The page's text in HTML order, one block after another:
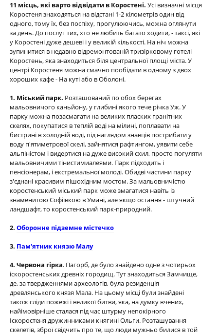
11 місць, які варто відвідати в Коростені. Усі визначні місця
Коростеня знаходяться на відстані 1-2 кілометрів один від
одного, тому їх, без поспіху, прогулюючись, можна оглянути
за день. До послуг тих, хто не любить багато ходити, - таксі, які
у Коростені дуже дешеві і у великій кількості. На ніч можна
зупинитися в недавно відремонтованій тризірковому готелі
Коростень, яка знаходиться біля центральної площі міста. У
центрі Коростеня можна смачно пообідати в одному з двох
хороших кафе - На куті або в Оболоні.
1. Міський парк. Розташований по обох берегах
мальовничого каньйону, у глибині якого тече річка Уж. У
парку можна позасмагати на великих пласких гранітних
скелях, покупатися в теплій воді на мілині, поплавати на
бистрині в холодній воді, під наглядом знавців пострибати у
воду п'ятиметрової скелі, зайнятися рафтингом, уявити себе
альпіністом і видертися на дуже високий схил, просто погуляти
мальовничими тінистимиалеями. Парк підходить і
пенсіонерам, і екстремальної молоді. Обидві частини парку
з'єднані красивим пішохідним мостом. За мальовничістю
коростенський міський парк може змагатися навіть із
знаменитою Софіївкою в Умані, але якщо остання - штучний
ландшафт, то коростенський парк-природний.
2. Оборонне підземне містечко
3. Пам'ятник князю Малу
4. Червона гірка. Пагорб, де було знайдено одне з чотирьох
іскоростенських древніх городищ. Тут знаходиться Замчище,
де, за твердженнями археологів, була резиденція
древлянського князя Мала. На цьому місці були знайдені
також сліди пожежі і великої битви, яка, на думку вчених,
найімовірніше сталася під час штурму непокірного
Іскоростеня дружинниками княгині Ольги. Розташування
скелетів, зброї свідчить про те, що люди мужньо билися в той